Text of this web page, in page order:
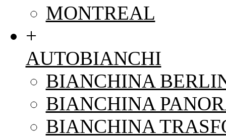
MONTREAL
+
AUTOBIANCHI
BIANCHINA
BIANCHINA
BIANCHINA